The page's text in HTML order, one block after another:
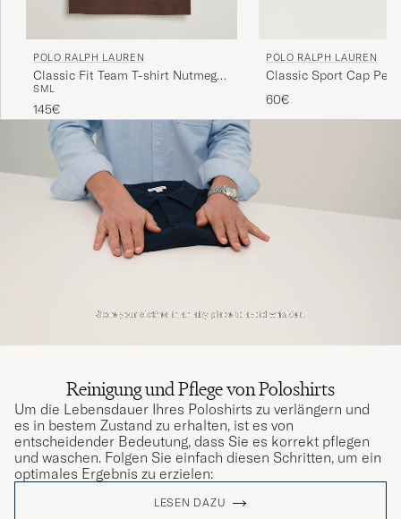
POLO RALPH LAUREN
Classic Fit Team T-shirt Nutmeg
Brown
SML
145€
POLO RALPH LAUREN
Classic Sport Cap
60€
Reinigung und Pflege von Poloshirts
Um die Lebensdauer Ihres Poloshirts zu verlängern und
es in bestem Zustand zu erhalten, ist es von
entscheidender Bedeutung, dass Sie es korrekt pflegen
und waschen. Folgen Sie einfach diesen Schritten, um ein
optimales Ergebnis zu erzielen:
LESEN DAZU